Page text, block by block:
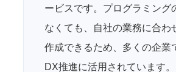
ービスです。プログラミング
なくても、自社の業務に合わ
作成できるため、多くの企業
DX推進に活用されています。